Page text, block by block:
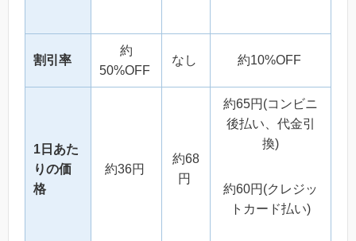
割引率
約
50%OFF
なし 約10%OFF
1日あた
りの価
格
約36円
約68
円
約65円(コンビニ
後払い、代金引
換)
約60円(クレジッ
トカード払い)